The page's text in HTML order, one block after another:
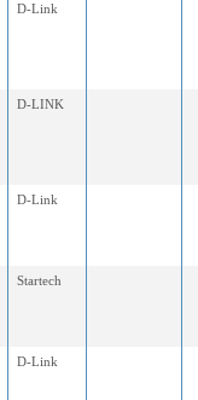
D-Link
D-LINK
D-Link
Startech
D-Link